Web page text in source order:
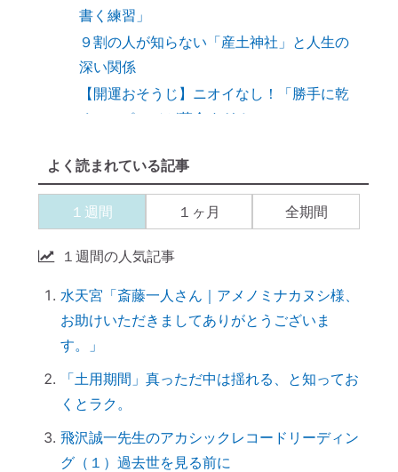
書く練習」
９割の人が知らない「産土神社」と人生の
深い関係
【開運おそうじ】ニオイなし！「勝手に乾
く」スポンジが革命すぎる
しました
【カウンセリング】引き寄せたいなら、先
に癒すのがコツ
産土神社に参拝するメリット →「開運スイ
引き寄せられない本当の理由｜潜在意識の
書き換え・癒しが必要だった
【ご感想｜カウンセリング】心配性の家族
も癒してもらいました
初詣に間に合わせるには、今がリサーチの
最適時期です
「氏神神社」と「産土神社」の違いは何で
よく読まれている記事
１週間 １ヶ月 全期間
１週間の人気記事
水天宮「斎藤一人さん｜アメノミナカヌシ様、
お助けいただきましてありがとうございま
す。」
「土用期間」真っただ中は揺れる、と知ってお
くとラク。
飛沢誠一先生のアカシックレコードリーディン
グ（１）過去世を見る前に